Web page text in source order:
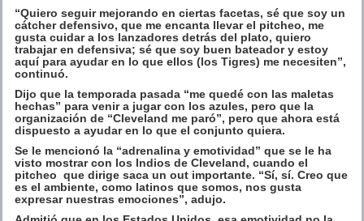
“Quiero seguir mejorando en ciertas facetas, sé que soy un
cátcher defensivo, que me encanta llevar el pitcheo, me
gusta cuidar a los lanzadores detrás del plato, quiero
trabajar en defensiva; sé que soy buen bateador y estoy
aquí para ayudar en lo que ellos (los Tigres) me necesiten”,
continuó.
Dijo que la temporada pasada “me quedé con las maletas
hechas” para venir a jugar con los azules, pero que la
organización de “Cleveland me paró”, pero que ahora está
dispuesto a ayudar en lo que el conjunto quiera.
Se le mencionó la “adrenalina y emotividad” que se le ha
visto mostrar con los Indios de Cleveland, cuando el
pitcheo que dirige saca un out importante. “Sí, sí. Creo que
es el ambiente, como latinos que somos, nos gusta
expresar nuestras emociones”, adujo.